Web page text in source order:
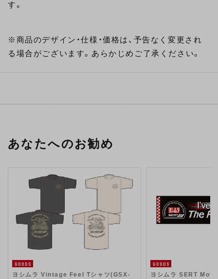
す。
※商品のデザイン・仕様・価格は、予告なく変更され
る場合がございます。あらかじめご了承ください。
あなたへのお勧め
GOODS
ヨシムラ Vintage Feel Tシャツ(GSX-
GOODS
ヨシムラ SERT